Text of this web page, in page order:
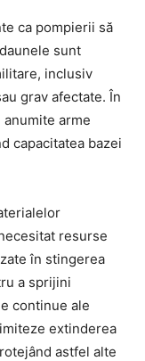
ca pompierii să
sunt
inclusiv
grav afectate. În
arme
capacitatea bazei
resurse
în stingerea
a sprijini
continue ale
extinderea
astfel alte